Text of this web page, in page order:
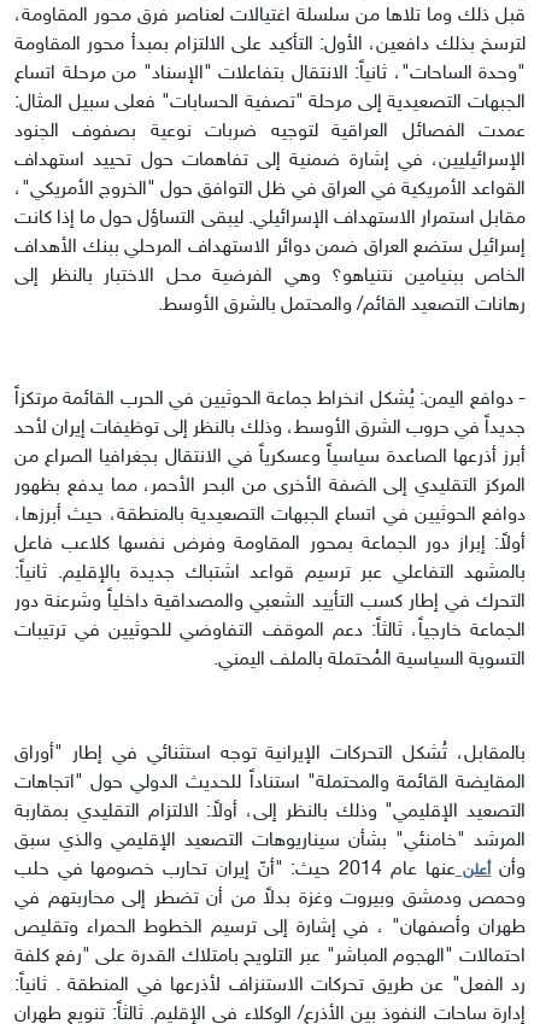
قبل ذلك وما تلاها من سلسلة اغتيالات لعناصر فرق محور المقاومة،
لترسخ بذلك دافعين، الأول: التأكيد على الالتزام بمبدأ محور المقاومة
"وحدة الساحات"، ثانياً: الانتقال بتفاعلات "الإسناد" من مرحلة اتساع
الجبهات التصعيدية إلى مرحلة "تصفية الحسابات" فعلى سبيل المثال:
عمدت الفصائل العراقية لتوجيه ضربات نوعية بصفوف الجنود
الإسرائيليين، في إشارة ضمنية إلى تفاهمات حول تحييد استهداف
القواعد الأمريكية في العراق في ظل التوافق حول "الخروج الأمريكي"،
مقابل استمرار الاستهداف الإسرائيلي. ليبقى التساؤل حول ما إذا كانت
إسرائيل ستضع العراق ضمن دوائر الاستهداف المرحلي ببنك الأهداف
الخاص ببنيامين نتنياهو؟ وهي الفرضية محل الاختبار بالنظر إلى
رهانات التصعيد القائم/ والمحتمل بالشرق الأوسط.
- دوافع اليمن: يُشكل انخراط جماعة الحوثيين في الحرب القائمة مرتكزاً
جديداً في حروب الشرق الأوسط، وذلك بالنظر إلى توظيفات إيران لأحد
أبرز أذرعها الصاعدة سياسياً وعسكرياً في الانتقال بجغرافيا الصراع من
المركز التقليدي إلى الضفة الأخرى من البحر الأحمر، مما يدفع بظهور
دوافع الحوثيين في اتساع الجبهات التصعيدية بالمنطقة، حيث أبرزها،
أولاً: إبراز دور الجماعة بمحور المقاومة وفرض نفسها كلاعب فاعل
بالمشهد التفاعلي عبر ترسيم قواعد اشتباك جديدة بالإقليم. ثانياً:
التحرك في إطار كسب التأييد الشعبي والمصداقية داخلياً وشرعنة دور
الجماعة خارجياً، ثالثاً: دعم الموقف التفاوضي للحوثيين في ترتيبات
التسوية السياسية المُحتملة بالملف اليمني.
بالمقابل، تُشكل التحركات الإيرانية توجه استثنائي في إطار "أوراق
المقايضة القائمة والمحتملة" استناداً للحديث الدولي حول "اتجاهات
التصعيد الإقليمي" وذلك بالنظر إلى، أولاً: الالتزام التقليدي بمقاربة
المرشد "خامنئي" بشأن سيناريوهات التصعيد الإقليمي والذي سبق
وأنأعلن
عنها عام 2014 حيث: "أنّ إيران تحارب خصومها في حلب
وحمص ودمشق وبيروت وغزة بدلاً من أن تضطر إلى محاربتهم في
طهران وأصفهان" ، في إشارة إلى ترسيم الخطوط الحمراء وتقليص
احتمالات "الهجوم المباشر" عبر التلويح بامتلاك القدرة على "رفع كلفة
رد الفعل" عن طريق تحركات الاستنزاف لأذرعها في المنطقة . ثانياً:
إدارة ساحات النفوذ بين الأذرع/ الوكلاء في الإقليم. ثالثاً: تنويع طهران